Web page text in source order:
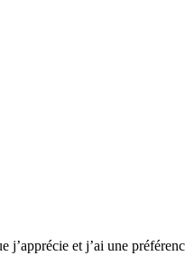
j’apprécie et j’ai une